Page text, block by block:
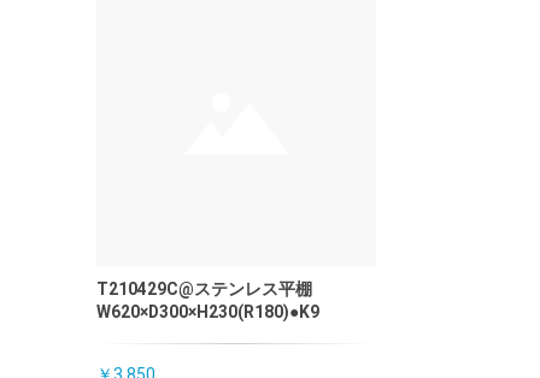
T210429C@ステンレス平棚
W620×D300×H230(R180)●K9
￥3,850